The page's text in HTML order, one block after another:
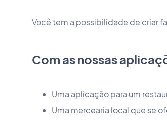
Você tem a possibilidade de criar
Com as nossas
Uma aplicação para um
Uma mercearia local que se